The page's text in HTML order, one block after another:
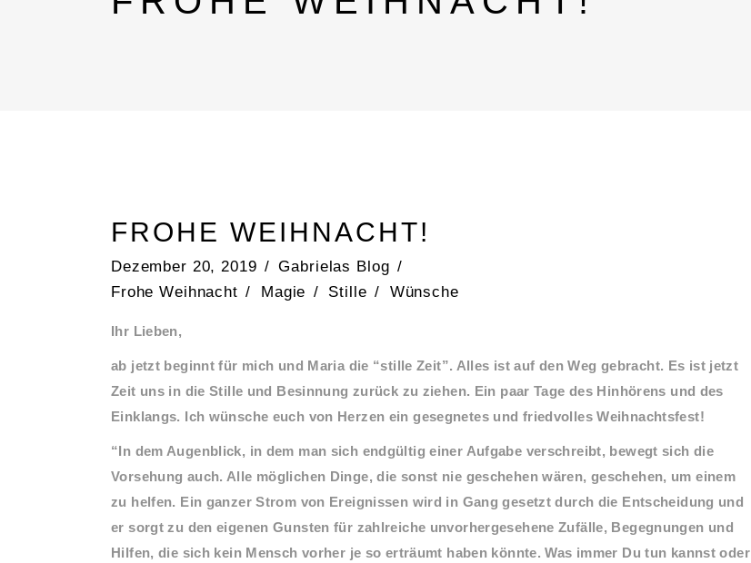
FROHE WEIHNACHT!
Dezember 20, 2019
Gabrielas Blog
Frohe Weihnacht / Magie / Stille / Wünsche
Ihr Lieben,
ab jetzt beginnt für mich und Maria die “stille Zeit”. Alles ist auf den Weg gebracht. Es ist jetzt
Zeit uns in die Stille und Besinnung zurück zu ziehen. Ein paar Tage des Hinhörens und des
Einklangs. Ich wünsche euch von Herzen ein gesegnetes und friedvolles Weihnachtsfest!
“In dem Augenblick, in dem man sich endgültig einer Aufgabe verschreibt, bewegt sich die
Vorsehung auch. Alle möglichen Dinge, die sonst nie geschehen wären, geschehen, um einem
zu helfen. Ein ganzer Strom von Ereignissen wird in Gang gesetzt durch die Entscheidung und
er sorgt zu den eigenen Gunsten für zahlreiche unvorhergesehene Zufälle, Begegnungen und
Hilfen, die sich kein Mensch vorher je so erträumt haben könnte. Was immer Du tun kannst oder